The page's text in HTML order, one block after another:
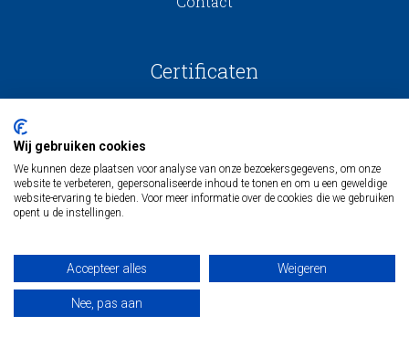
Certificaten
Inkoopvoorwaarden
Algemene onderaannemingsvoorwaarden
Wij gebruiken cookies
We kunnen deze plaatsen voor analyse van onze bezoekersgegevens, om onze
website te verbeteren, gepersonaliseerde inhoud te tonen en om u een geweldige
website-ervaring te bieden. Voor meer informatie over de cookies die we gebruiken
opent u de instellingen.
Accepteer alles Weigeren
Nee, pas aan